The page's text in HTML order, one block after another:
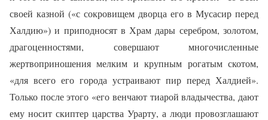
своей казной («с сокровищем дворца его в Мусасир перед
Халдию») и приподносят в Храм дары серебром, золотом,
драгоценностями, совершают многочисленные
жертвоприношения мелким и крупным рогатым скотом,
«для всего его города устраивают пир перед Халдией».
Только после этого «его венчают тиарой владычества, дают
ему носит скиптер царства Урарту, а люди провозглашают